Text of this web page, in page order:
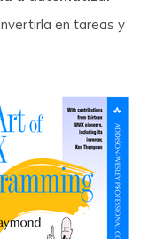
en tareas y